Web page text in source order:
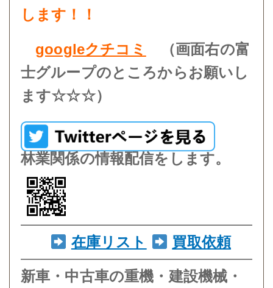
します！！
googleクチコミ
（画面右の富
士グループのところからお願いし
ます☆☆☆）
林業関係の情報配信をします。
在庫リスト 買取依頼
新車・中古車の重機・建設機械・